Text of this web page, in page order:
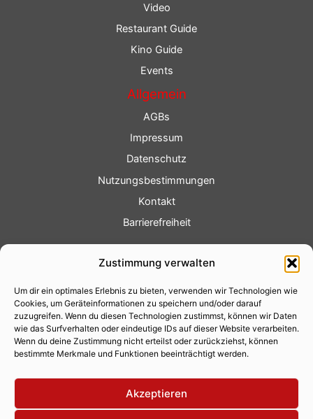
Zustimmung verwalten
Um dir ein optimales Erlebnis zu bieten, verwenden wir Technologien wie
Cookies, um Geräteinformationen zu speichern und/oder darauf
zuzugreifen. Wenn du diesen Technologien zustimmst, können wir Daten
wie das Surfverhalten oder eindeutige IDs auf dieser Website verarbeiten.
Wenn du deine Zustimmung nicht erteilst oder zurückziehst, können
bestimmte Merkmale und Funktionen beeinträchtigt werden.
Akzeptieren
Video
Restaurant Guide
Kino Guide
Events
Allgemein
AGBs
Impressum
Datenschutz
Nutzungsbestimmungen
Kontakt
Barrierefreiheit
Fotoservice
Videoservice
Werbung
Contenterstellung
Lokalnachrichten
Lokalfernsehen
Eventkalender